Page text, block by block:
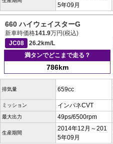
5年09月
660 ハイウェイスターG
新車時価格141.9万円(税込)
JC08
26.2km/L
満タンでどこまで走る？
786km
排気量 659cc
ミッション インパネCVT
最大出力 49ps/6500rpm
生産期間
2014年12月～201
5年09月